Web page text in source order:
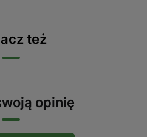
też
opinię